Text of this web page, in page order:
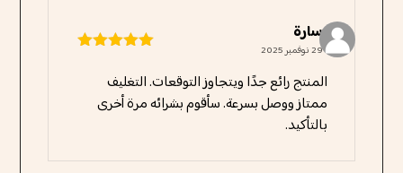
من 5
سارة
29 نوفمبر 2025
المنتج رائع جدًا ويتجاوز التوقعات. التغليف
ممتاز ووصل بسرعة. سأقوم بشرائه مرة أخرى
بالتأكيد.